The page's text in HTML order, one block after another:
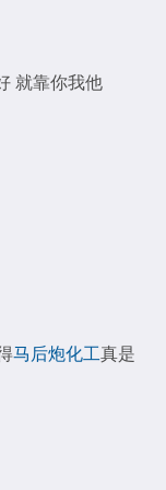
就靠你我他
马后炮化工真是